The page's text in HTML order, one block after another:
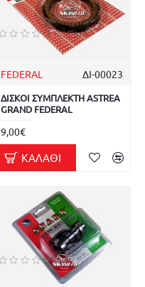
FEDERAL ΔΙ-00023
ΔΙΣΚΟΙ ΣΥΜΠΛΕΚΤΗ ASTREA
GRAND FEDERAL
9,00€
ΚΑΛΆΘΙ